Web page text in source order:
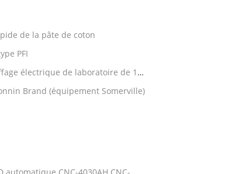
de la pâte de coton
PFI
électrique de laboratoire de 15
Brand (équipement Somerville)